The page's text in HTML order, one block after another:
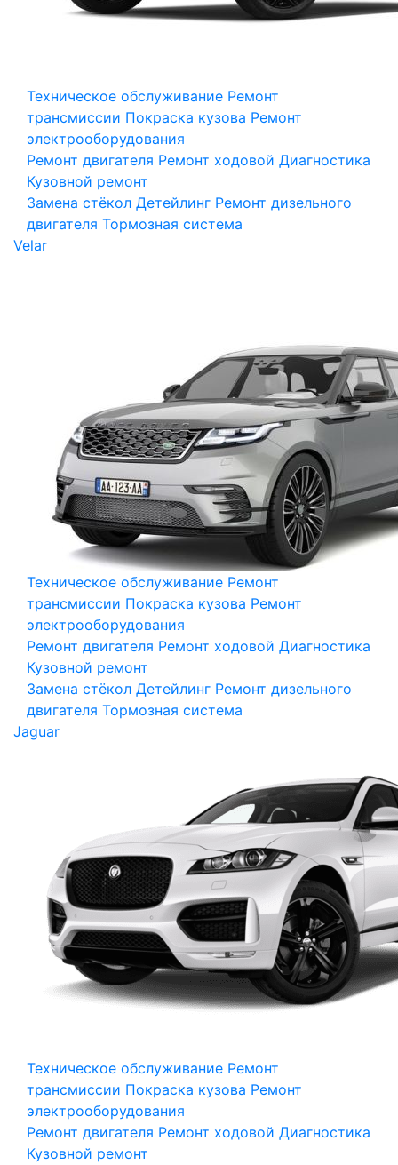
Техническое обслуживание Ремонт
трансмиссии Покраска кузова Ремонт
электрооборудования
Ремонт двигателя Ремонт ходовой Диагностика
Кузовной ремонт
Замена стёкол Детейлинг Ремонт дизельного
двигателя Тормозная система
Velar
Техническое обслуживание Ремонт
трансмиссии Покраска кузова Ремонт
электрооборудования
Ремонт двигателя Ремонт ходовой Диагностика
Кузовной ремонт
Замена стёкол Детейлинг Ремонт дизельного
двигателя Тормозная система
Jaguar
Техническое обслуживание Ремонт
трансмиссии Покраска кузова Ремонт
электрооборудования
Ремонт двигателя Ремонт ходовой Диагностика
Кузовной ремонт